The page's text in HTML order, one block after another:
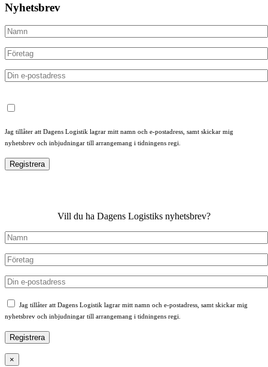
Nyhetsbrev
Jag tillåter att Dagens Logistik lagrar mitt namn och e-postadress, samt skickar mig
nyhetsbrev och inbjudningar till arrangemang i tidningens regi.
Vill du ha Dagens Logistiks nyhetsbrev?
Jag tillåter att Dagens Logistik lagrar mitt namn och e-postadress, samt skickar mig
nyhetsbrev och inbjudningar till arrangemang i tidningens regi.
×